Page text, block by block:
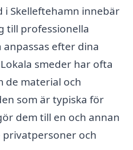
i Skelleftehamn innebär
till professionella
efter dina
smeder har ofta
de material och
som är typiska för
dem till en och annan
och